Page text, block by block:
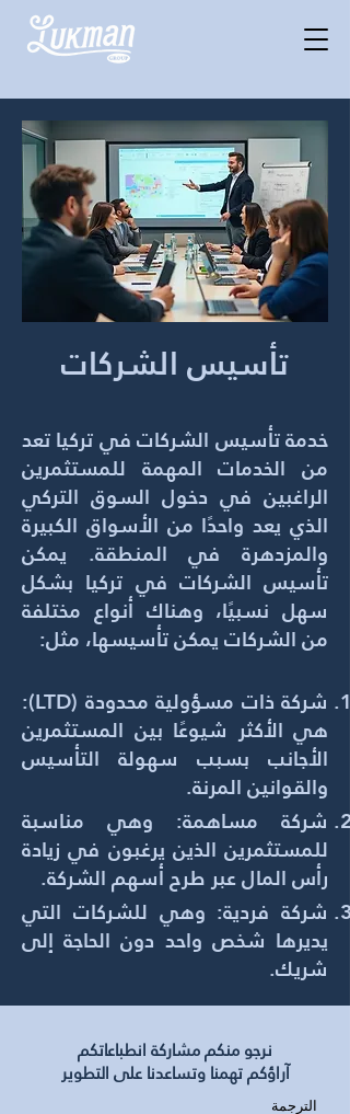
تأسيس الشركات
خدمة تأسيس الشركات في تركيا تعد
من الخدمات المهمة للمستثمرين
الراغبين في دخول السوق التركي
الذي يعد واحدًا من الأسواق الكبيرة
والمزدهرة في المنطقة. يمكن
تأسيس الشركات في تركيا بشكل
سهل نسبيًا، وهناك أنواع مختلفة
من الشركات يمكن تأسيسها، مثل:
شركة ذات مسؤولية محدودة (LTD):
هي الأكثر شيوعًا بين المستثمرين
الأجانب بسبب سهولة التأسيس
والقوانين المرنة.
شركة مساهمة: وهي مناسبة
للمستثمرين الذين يرغبون في زيادة
رأس المال عبر طرح أسهم الشركة.
شركة فردية: وهي للشركات التي
يديرها شخص واحد دون الحاجة إلى
شريك.
نرجو منكم مشاركة انطباعاتكم
آراؤكم تهمنا وتساعدنا على التطوير
الترجمة